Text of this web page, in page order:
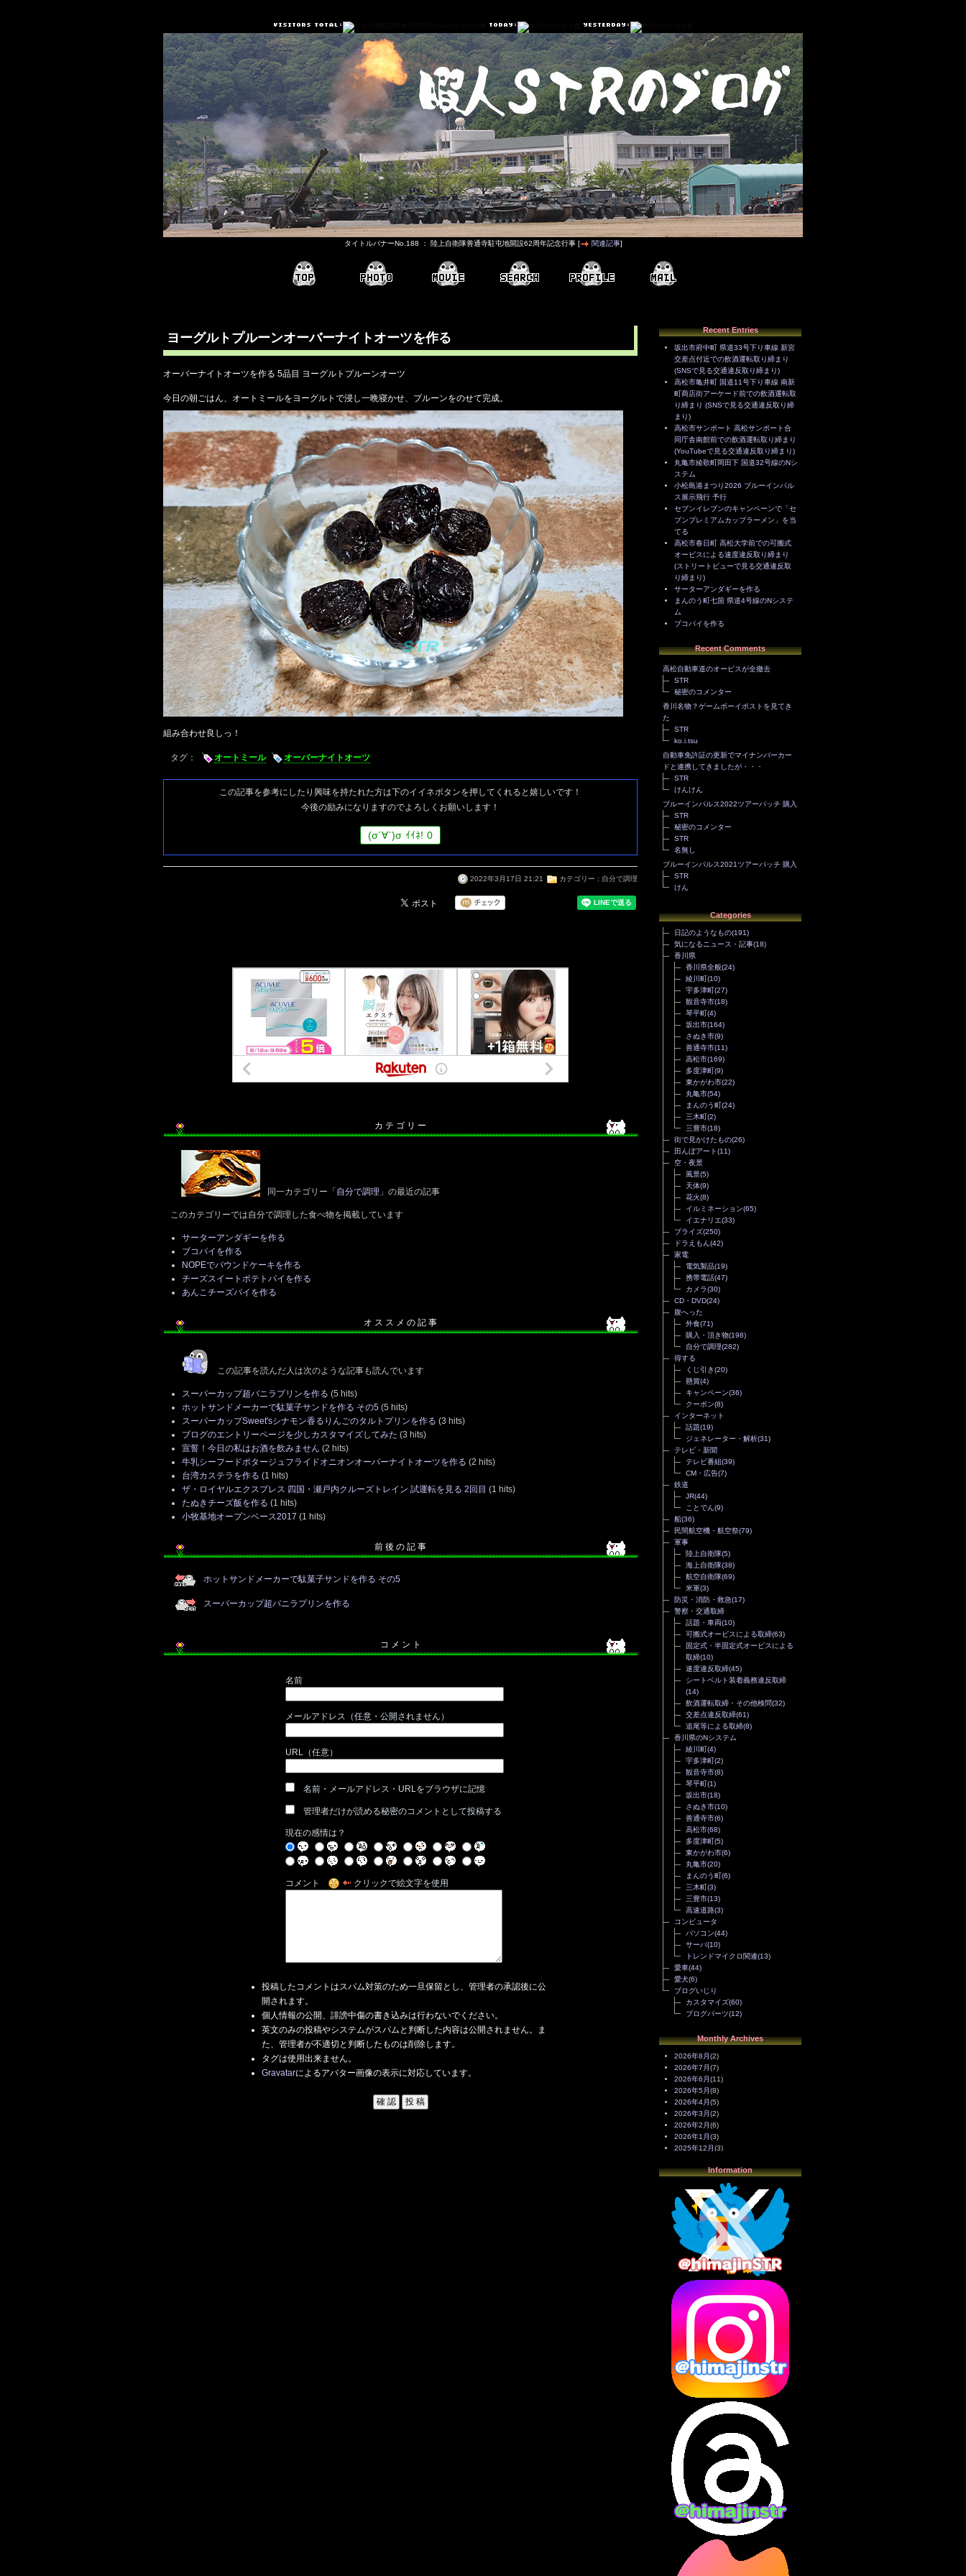
タイトルバナーNo.188 ： 陸上自衛隊善通寺駐屯地開設62周年記念行事 [ 関連記事]
ヨーグルトプルーンオーバーナイトオーツを作る
オーバーナイトオーツを作る 5品目 ヨーグルトプルーンオーツ
今日の朝ごはん、オートミールをヨーグルトで浸し一晩寝かせ、プルーンをのせて完成。
組み合わせ良しっ！
タグ： オートミール オーバーナイトオーツ
この記事を参考にしたり興味を持たれた方は下のイイネボタンを押してくれると嬉しいです！
今後の励みになりますのでよろしくお願いします！
(σ´∀`)σ ｲｲﾈ! 0
2022年3月17日 21:21 カテゴリー : 自分で調理
カ テ ゴ リ ー
同一カテゴリー「 自分で調理 」の最近の記事
このカテゴリーでは自分で調理した食べ物を掲載しています
サーターアンダギーを作る
ブコパイを作る
NOPEでパウンドケーキを作る
チーズスイートポテトパイを作る
あんこチーズパイを作る
オ ス ス メ の 記 事
この記事を読んだ人は次のような記事も読んでいます
スーパーカップ超バニラプリンを作る (5 hits)
ホットサンドメーカーで駄菓子サンドを作る その5 (5 hits)
スーパーカップSweet'sシナモン香るりんごのタルトプリンを作る (3 hits)
ブログのエントリーページを少しカスタマイズしてみた (3 hits)
宣誓！今日の私はお酒を飲みません (2 hits)
牛乳シーフードポタージュフライドオニオンオーバーナイトオーツを作る (2 hits)
台湾カステラを作る (1 hits)
ザ・ロイヤルエクスプレス 四国・瀬戸内クルーズトレイン 試運転を見る 2回目 (1 hits)
たぬきチーズ飯を作る (1 hits)
小牧基地オープンベース2017 (1 hits)
前 後 の 記 事
ホットサンドメーカーで駄菓子サンドを作る その5
スーパーカップ超バニラプリンを作る
コ メ ン ト
名前
メールアドレス（任意・公開されません）
URL（任意）
名前・メールアドレス・URLをブラウザに記憶
管理者だけが読める秘密のコメントとして投稿する
現在の感情は？
コメント クリックで絵文字を使用
投稿したコメントはスパム対策のため一旦保留とし、管理者の承認後に公
開されます。
個人情報の公開、誹謗中傷の書き込みは行わないでください。
英文のみの投稿やシステムがスパムと判断した内容は公開されません。ま
た、管理者が不適切と判断したものは削除します。
タグは使用出来ません。
Gravatarによるアバター画像の表示に対応しています。
Recent Entries
坂出市府中町 県道33号下り車線 新宮
交差点付近での飲酒運転取り締まり
(SNSで見る交通違反取り締まり)
高松市亀井町 国道11号下り車線 南新
町商店街アーケード前での飲酒運転取
り締まり (SNSで見る交通違反取り締
まり)
高松市サンポート 高松サンポート合
同庁舎南館前での飲酒運転取り締まり
(YouTubeで見る交通違反取り締まり)
丸亀市綾歌町岡田下 国道32号線のNシ
ステム
小松島港まつり2026 ブルーインパル
ス展示飛行 予行
セブンイレブンのキャンペーンで「セ
ブンプレミアムカップラーメン」を当
てる
高松市春日町 高松大学前での可搬式
オービスによる速度違反取り締まり
(ストリートビューで見る交通違反取
り締まり)
サーターアンダギーを作る
まんのう町七箇 県道4号線のNシステ
ム
ブコパイを作る
Recent Comments
高松自動車道のオービスが全撤去
STR
秘密のコメンター
香川名物？ゲームボーイポストを見てき
た
STR
ko.i.tsu
自動車免許証の更新でマイナンバーカー
ドと連携してきましたが・・・
STR
けんけん
ブルーインパルス2022ツアーパッチ 購入
STR
秘密のコメンター
STR
名無し
ブルーインパルス2021ツアーパッチ 購入
STR
けん
Categories
日記のようなもの(191)
気になるニュース・記事(18)
香川県
香川県全般(24)
綾川町(10)
宇多津町(27)
観音寺市(18)
琴平町(4)
坂出市(164)
さぬき市(9)
善通寺市(11)
高松市(169)
多度津町(9)
東かがわ市(22)
丸亀市(54)
まんのう町(24)
三木町(2)
三豊市(18)
街で見かけたもの(26)
田んぼアート(11)
空・夜景
風景(5)
天体(9)
花火(8)
イルミネーション(65)
イエナリエ(33)
プライズ(250)
ドラえもん(42)
家電
電気製品(19)
携帯電話(47)
カメラ(30)
CD・DVD(24)
腹へった
外食(71)
購入・頂き物(198)
自分で調理(282)
得する
くじ引き(20)
懸賞(4)
キャンペーン(36)
クーポン(8)
インターネット
話題(19)
ジェネレーター・解析(31)
テレビ・新聞
テレビ番組(39)
CM・広告(7)
鉄道
JR(44)
ことでん(9)
船(36)
民間航空機・航空祭(79)
軍事
陸上自衛隊(5)
海上自衛隊(38)
航空自衛隊(69)
米軍(3)
防災・消防・救急(17)
警察・交通取締
話題・車両(10)
可搬式オービスによる取締(63)
固定式・半固定式オービスによる
取締(10)
速度違反取締(45)
シートベルト装着義務違反取締
(14)
飲酒運転取締・その他検問(32)
交差点違反取締(61)
追尾等による取締(8)
香川県のNシステム
綾川町(4)
宇多津町(2)
観音寺市(8)
琴平町(1)
坂出市(18)
さぬき市(10)
善通寺市(6)
高松市(68)
多度津町(5)
東かがわ市(6)
丸亀市(20)
まんのう町(6)
三木町(3)
三豊市(13)
高速道路(3)
コンピュータ
パソコン(44)
サーバ(10)
トレンドマイクロ関連(13)
愛車(44)
愛犬(6)
ブログいじり
カスタマイズ(60)
ブログパーツ(12)
Monthly Archives
2026年8月(2)
2026年7月(7)
2026年6月(11)
2026年5月(8)
2026年4月(5)
2026年3月(2)
2026年2月(6)
2026年1月(3)
2025年12月(3)
2025年10月(3)
2025年8月 (3)
2025年7月(2)
2025年6月(1)
2025年5月
(7)
2025年4月(2)
2025年3月 (8)
2025年2月(10)
2025年1月
2024年12月
2024年11月(13)
2024年10月
2024年9月 (14)
2024年8月 (13)
2024年7月
(7)
2024年6月(10)
2024年5月(12)
2024年4月(15)
2024年3月
2024年1月
2023年12月
2023年11月 (4)
2023年10月
(3)
2023年9月
2023年8月(12)
2023年7月
(14)
2023年6月
2023年5月
(5)
2023年4月(6)
2023年3月
(3)
2023年1月
2022年12月
2022年11月
Information